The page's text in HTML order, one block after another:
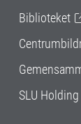
Biblioteket
SLU Holding